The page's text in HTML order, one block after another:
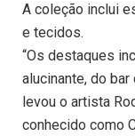
A coleção inclui
e tecidos.
“Os destaques
alucinante, do
levou o artista
conhecido como